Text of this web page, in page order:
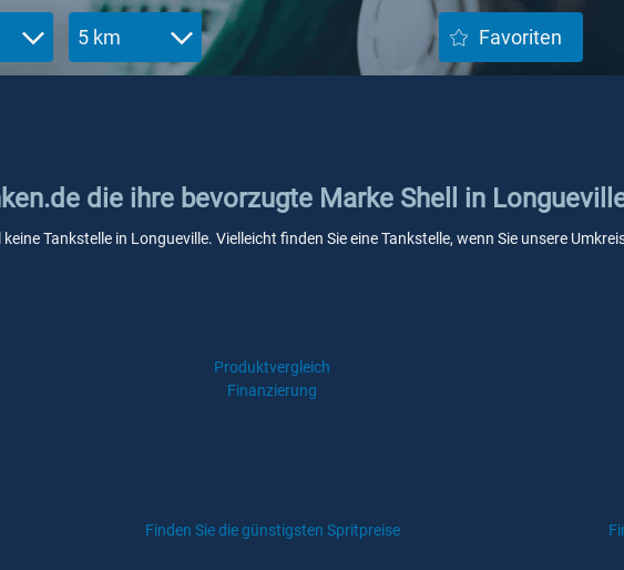
5 km Favoriten
die ihre bevorzugte Marke Shell in
Tankstelle in Longueville. Vielleicht finden Sie eine Tankstelle, wenn Sie unsere
Produktvergleich
Finanzierung
Finden Sie die günstigsten Spritpreise